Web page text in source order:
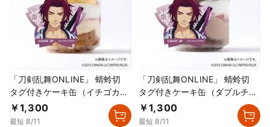
「刀剣乱舞ONLINE」 蜻蛉切
タグ付きケーキ缶（イチゴカス
タード）
￥1,300
最短 8/11
「刀剣乱舞ONLINE」 蜻蛉切
タグ付きケーキ缶（ダブルチョ
コレート）
￥1,300
最短 8/11